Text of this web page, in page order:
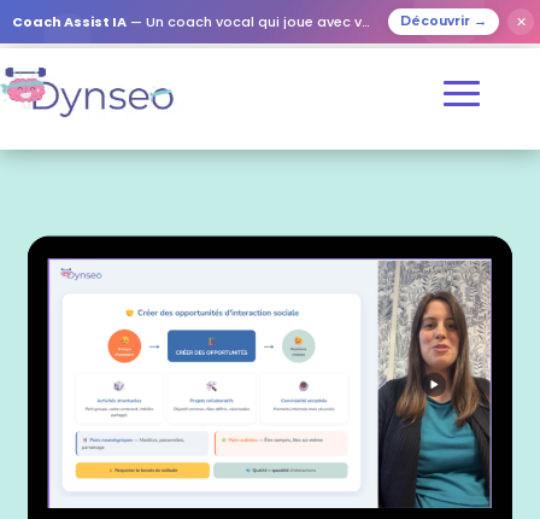
Coach Assist IA — Un coach vocal qui joue avec vos proches Découvrir → ✕